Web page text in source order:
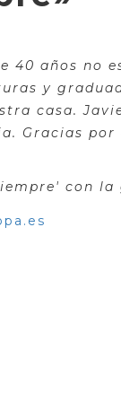
40 años no
y
casa.
Gracias
con